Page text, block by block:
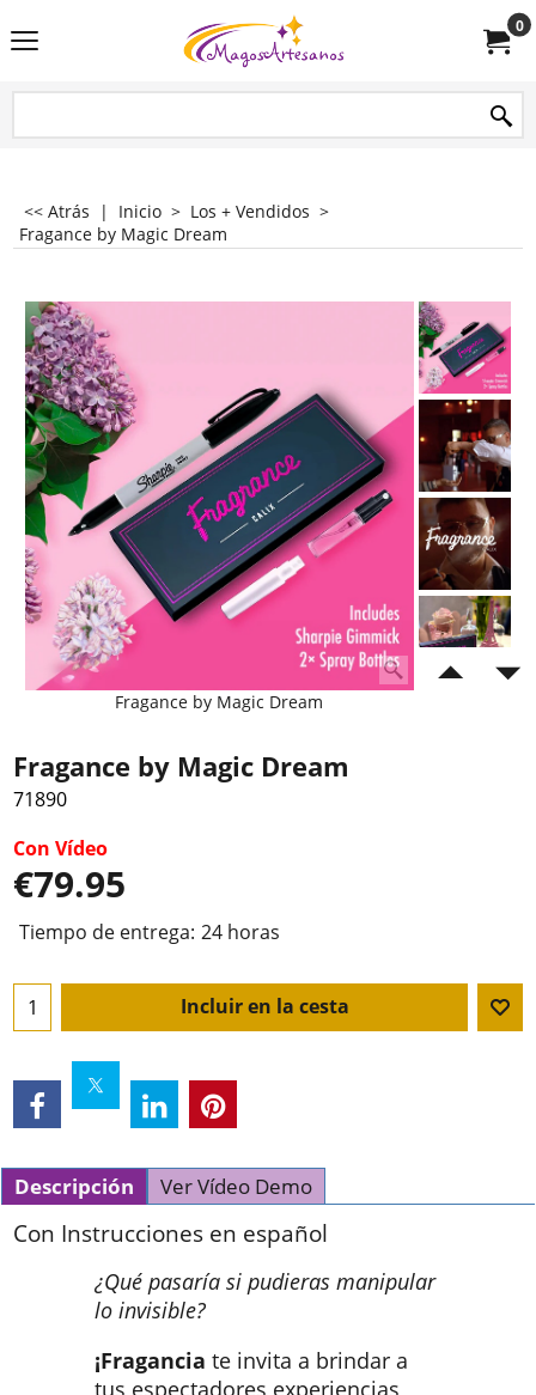
0
<< Atrás | Inicio > Los + Vendidos >
Fragance by Magic Dream
Fragance by Magic Dream
Fragance by Magic Dream
71890
Con Vídeo
€79.95
Tiempo de entrega: 24 horas
Incluir en la cesta
Descripción Ver Vídeo Demo
Con Instrucciones en español
¿Qué pasaría si pudieras manipular
lo invisible?
¡Fragancia te invita a brindar a
tus espectadores experiencias